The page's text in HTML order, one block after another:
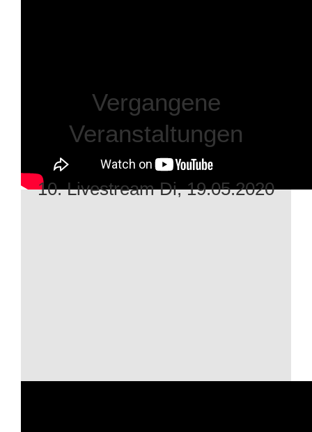
Vergangene
Veranstaltungen
10. Livestream Di, 19.05.2020